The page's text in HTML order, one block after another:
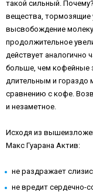
такой сильный.
вещества, тормозящие
высвобождение
продолжительное
действует аналогично
больше, чем кофейные
длительным и
сравнению с кофе.
и незаметное.
Исходя из
Макс Гуарана Актив:
не раздражает
не вредит сердечно-